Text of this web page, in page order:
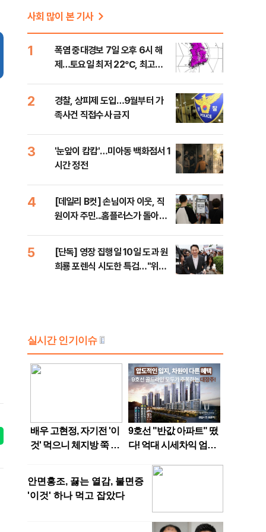
사회 많이 본 기사
1
폭염 중대경보 7일 오후 6시 해
제…토요일 최저 22℃, 최고
2
경찰, 상피제 도입…9월부터 가
족사건 직접수사 금지
3
'눈앞이 캄캄'…미아동 백화점서 1
시간 정전
4
[데일리 B컷] 손님이자 이웃, 직
원이자 주민...홈플러스가 돌아왔
5
[단독] 영장 집행일 10일 도과 원
희룡 포렌식 시도한 특검…"위법